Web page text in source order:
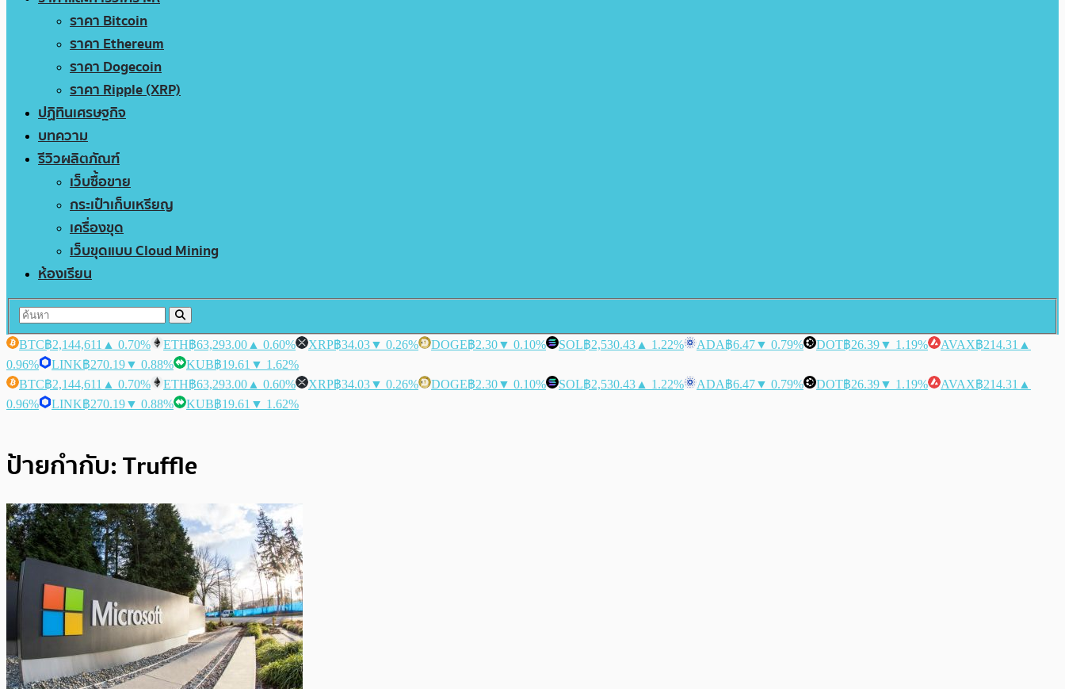
ราคา Bitcoin
ราคา Ethereum
ราคา Dogecoin
ราคา Ripple (XRP)
ปฏิทินเศรษฐกิจ
บทความ
รีวิวผลิตภัณฑ์
เว็บซื้อขาย
กระเป๋าเก็บเหรียญ
เครื่องขุด
เว็บขุดแบบ Cloud Mining
ห้องเรียน
BTC฿2,144,611 ▲ 0.70% ETH฿63,293.00 ▲ 0.60% XRP฿34.03▼ 0.26% DOGE฿2.30▼ 0.10% SOL฿2,530.43 ▲ 1.22% ADA฿6.47▼ 0.79% DOT฿26.39▼ 1.19% AVAX฿214.31 ▲
0.96%
LINK฿270.19▼ 0.88% KUB฿19.61 ▼ 1.62%
BTC฿2,144,611 ▲ 0.70% ETH฿63,293.00 ▲ 0.60% XRP฿34.03▼ 0.26% DOGE฿2.30▼ 0.10% SOL฿2,530.43 ▲ 1.22% ADA฿6.47▼ 0.79% DOT฿26.39▼ 1.19% AVAX฿214.31 ▲
0.96%
LINK฿270.19▼ 0.88% KUB฿19.61 ▼ 1.62%
ป้ายกำกับ:Truffle